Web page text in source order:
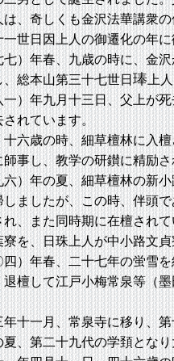
、奇しくも金沢法華講衆
世日因上人の御遷化の年
）年春、九歳の時に、金沢
総本山第三十七世日 琫上
）年九月十三日、父上が死
れています。
六歳の時、細草檀林に入檀
事し、教学の研鑚に精励さ
）年の夏、細草檀林の新小
ましたが、この時、伴頭
、また同時期に在檀され
を、日珠上人が中小路文
）年春、二十七年の蛍雪を
檀して江戸小梅常泉等（
十一月、常泉寺に移り、第
、第二十九代の学頚とな